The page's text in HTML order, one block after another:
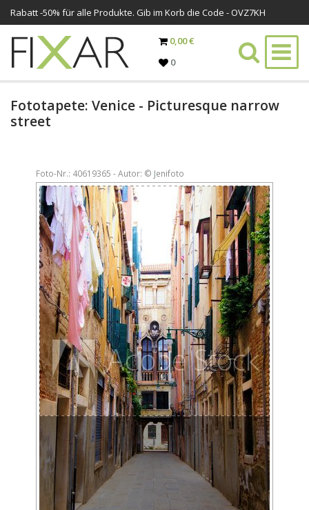
Rabatt -50% für alle Produkte. Gib im Korb die Code - OVZ7KH
0,00 €
0
Fototapete: Venice - Picturesque narrow
street
Foto-Nr.: 40619365 - Autor: © Jenifoto